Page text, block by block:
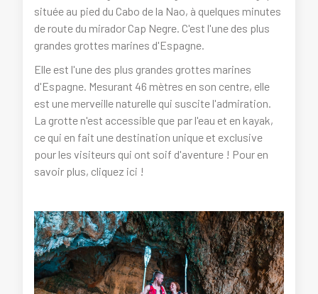
située au pied du Cabo de la Nao, à quelques minutes
de route du mirador Cap Negre. C'est l'une des plus
grandes grottes marines d'Espagne.
Elle est l'une des plus grandes grottes marines
d'Espagne. Mesurant 46 mètres en son centre, elle
est une merveille naturelle qui suscite l'admiration.
La grotte n'est accessible que par l'eau et en kayak,
ce qui en fait une destination unique et exclusive
pour les visiteurs qui ont soif d'aventure ! Pour en
savoir plus, cliquez ici !